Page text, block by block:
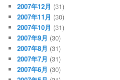
2007年12月 (31)
2007年11月 (30)
2007年10月 (31)
2007年9月 (30)
2007年8月 (31)
2007年7月 (31)
2007年6月 (30)